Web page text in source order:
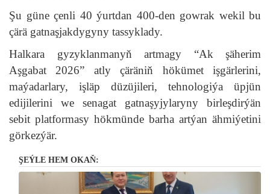
Şu güne çenli 40 ýurtdan 400-den gowrak wekil bu
çärä gatnaşjakdygyny tassyklady.
Halkara gyzyklanmanyň artmagy “Ak şäherim
Aşgabat 2026” atly çäräniň hökümet işgärlerini,
maýadarlary, işläp düzüjileri, tehnologiýa üpjün
edijilerini we senagat gatnaşyjylaryny birleşdirýän
sebit platformasy hökmünde barha artýan ähmiýetini
görkezýär.
ŞEÝLE HEM OKAŇ: